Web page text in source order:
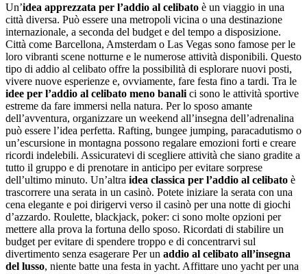
Un’idea apprezzata per l’addio al celibato è un viaggio in una
città diversa. Può essere una metropoli vicina o una destinazione
internazionale, a seconda del budget e del tempo a disposizione.
Città come Barcellona, Amsterdam o Las Vegas sono famose per le
loro vibranti scene notturne e le numerose attività disponibili. Questo
tipo di addio al celibato offre la possibilità di esplorare nuovi posti,
vivere nuove esperienze e, ovviamente, fare festa fino a tardi. Tra le
idee per l’addio al celibato meno banali ci sono le attività sportive
estreme da fare immersi nella natura. Per lo sposo amante
dell’avventura, organizzare un weekend all’insegna dell’adrenalina
può essere l’idea perfetta. Rafting, bungee jumping, paracadutismo o
un’escursione in montagna possono regalare emozioni forti e creare
ricordi indelebili. Assicuratevi di scegliere attività che siano gradite a
tutto il gruppo e di prenotare in anticipo per evitare sorprese
dell’ultimo minuto. Un’altra idea classica per l’addio al celibato è
trascorrere una serata in un casinò. Potete iniziare la serata con una
cena elegante e poi dirigervi verso il casinò per una notte di giochi
d’azzardo. Roulette, blackjack, poker: ci sono molte opzioni per
mettere alla prova la fortuna dello sposo. Ricordati di stabilire un
budget per evitare di spendere troppo e di concentrarvi sul
divertimento senza esagerare Per un addio al celibato all’insegna
del lusso, niente batte una festa in yacht. Affittare uno yacht per una